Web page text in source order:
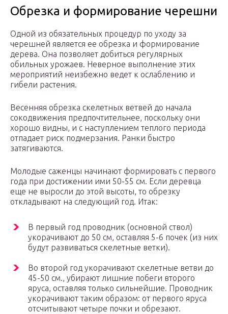
Обрезка и формирование черешни
Одной из обязательных процедур по уходу за
черешней является ее обрезка и формирование
дерева. Она позволяет добиться регулярных
обильных урожаев. Неверное выполнение этих
мероприятий неизбежно ведет к ослаблению и
гибели растения.
Весенняя обрезка скелетных ветвей до начала
сокодвижения предпочтительнее, поскольку они
хорошо видны, и с наступлением теплого периода
отпадает риск подмерзания. Ранки быстро
затягиваются.
Молодые саженцы начинают формировать с первого
года при достижении ими 50-55 см. Если деревца
еще не выросли до этой высоты, то обрезку
откладывают на следующий год. Итак:
В первый год проводник (основной ствол)
укорачивают до 50 см, оставляя 5-6 почек (из них
будут развиваться скелетные ветки).
Во второй год укорачивают скелетные ветви до
45-50 см., убирают лишние побеги второго
яруса, оставляя только сильнейшие. Проводник
укорачивают таким образом: от первого яруса
отсчитывают четыре почки и обрезают.